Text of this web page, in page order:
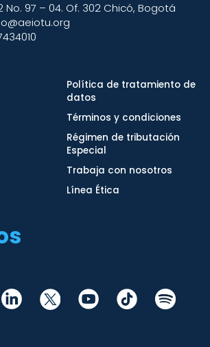
No. 97 – 04. Of. 302 Chicó, Bogotá
Política de tratamiento de
datos
Términos y condiciones
Régimen de tributación
Especial
Trabaja con nosotros
Línea Ética